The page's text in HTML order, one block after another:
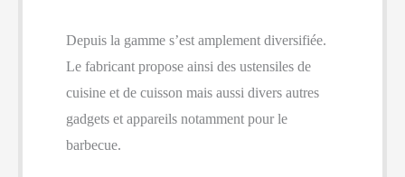
Depuis la gamme s’est amplement diversifiée.
Le fabricant propose ainsi des ustensiles de
cuisine et de cuisson mais aussi divers autres
gadgets et appareils notamment pour le
barbecue.